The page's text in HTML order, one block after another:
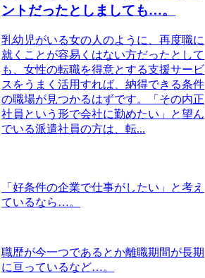
ントだったとしましても…。
乳幼児がいる女の人のように、再度職に
就くことが容易くはない方だったとして
も、女性の転職を得意とする支援サービ
スをうまく活用すれば、納得できる条件
の職場が見つかるはずです。「その内正
社員という形で会社に勤めたい」と望ん
でいる派遣社員の方は、転...
「好条件の企業で仕事がしたい」と考え
ているなら…。
職歴が今一つであるとか離職期間が長期
に亘っているなど…。